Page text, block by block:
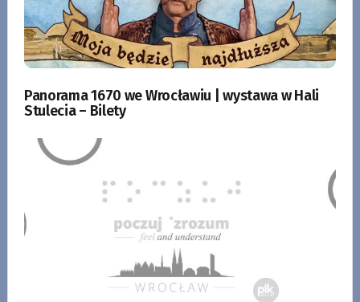
Panorama 1670 we Wrocławiu | wystawa w Hali
Stulecia – Bilety